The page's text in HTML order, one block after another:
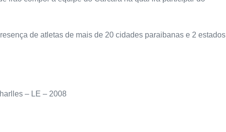
de atletas de mais de 20 cidades paraibanas e 2 estados
– LE – 2008